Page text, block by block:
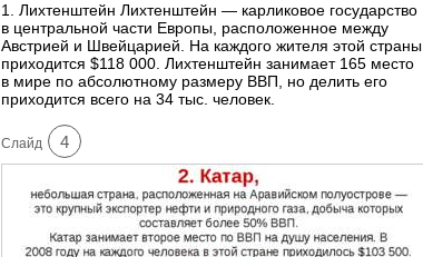
1. Лихтенштейн Лихтенштейн — карликовое государство
в центральной части Европы, расположенное между
Австрией и Швейцарией. На каждого жителя этой страны
приходится $118 000. Лихтенштейн занимает 165 место
в мире по абсолютному размеру ВВП, но делить его
приходится всего на 34 тыс. человек.
Cлайд 4